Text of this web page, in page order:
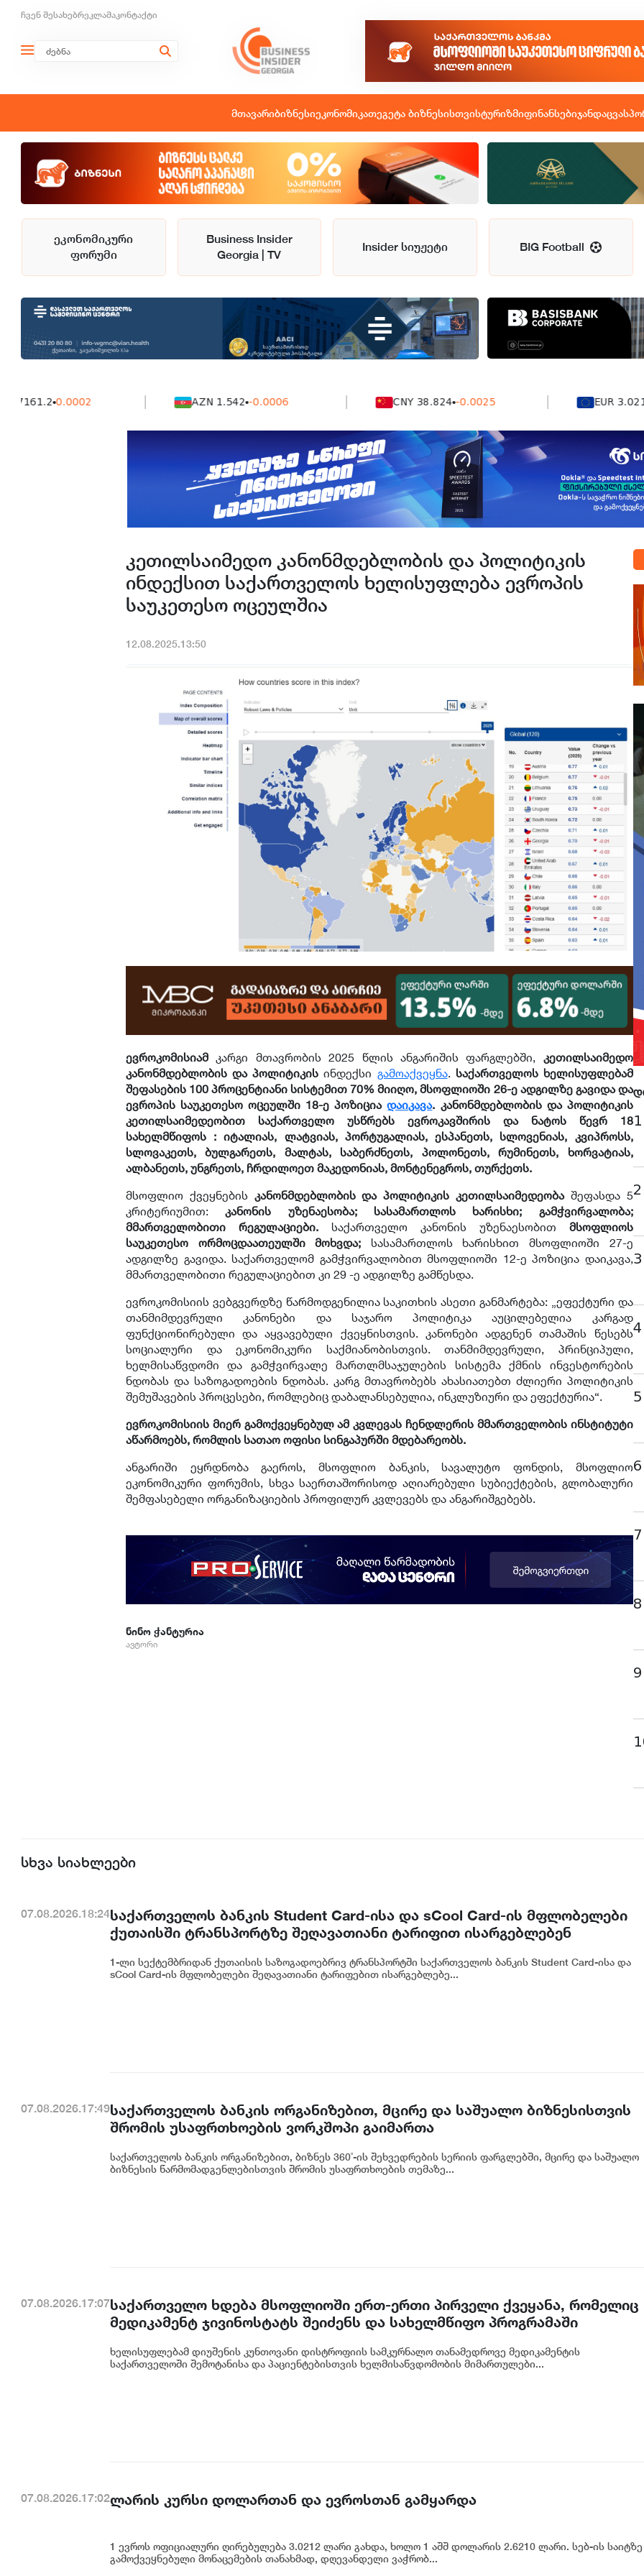
ჩვენ შესახებრეკლამაკონტაქტი
მთავარიბიზნესიეკონომიკათეგეტა ბიზნესისთვისტურიზმიფინანსებიჯანდაცვა
ეკონომიკური
ფორუმი
Business Insider
Georgia | TV
Insider სიუჟეტი BIG Football
0.0002 AZN 1.542 -0.0006 CNY 38.824 -0.0025 EUR 3.0212 -
კეთილსაიმედო კანონმდებლობის და პოლიტიკის
ინდექსით საქართველოს ხელისუფლება ევროპის
საუკეთესო ოცეულშია
12.08.2025.13:50
ევროკომისიამკარგი მთავრობის 2025 წლის ანგარიშის ფარგლებში, კეთილსაიმედო
კანონმდებლობის და პოლიტიკის ინდექსი გამოაქვეყნა.საქართველოს ხელისუფლებამ
შეფასების 100 პროცენტიანი სისტემით 70% მიიღო, მსოფლიოში 26-ე ადგილზე გავიდა და
ევროპის საუკეთესო ოცეულში 18-ე პოზიციადაიკავა. კანონმდებლობის და პოლიტიკის
კეთილსაიმედეობით საქართველო უსწრებს ევროკავშირის და ნატოს წევრ 18
სახელმწიფოს : იტალიას, ლატვიას, პორტუგალიას, ესპანეთს, სლოვენიას, კვიპროსს,
სლოვაკეთს, ბულგარეთს, მალტას, საბერძნეთს, პოლონეთს, რუმინეთს, ხორვატიას,
ალბანეთს, უნგრეთს, ჩრდილოეთ მაკედონიას, მონტენეგროს, თურქეთს.
მსოფლიო ქვეყნების კანონმდებლობის და პოლიტიკის კეთილსაიმედეობაშეფასდა 5
კრიტერიუმით:კანონის უზენაესობა; სასამართლოს ხარისხი; გამჭვირვალობა;
მმართველობითი რეგულაციები.საქართველო კანონის უზენაესობით მსოფლიოს
საუკეთესო ორმოცდაათეულში მოხვდა; სასამართლოს ხარისხით მსოფლიოში 27-ე
ადგილზე გავიდა. საქართველომ გამჭვირვალობით მსოფლიოში 12-ე პოზიცია დაიკავა,
მმართველობითი რეგულაციებით კი 29 -ე ადგილზე გამწესდა.
ევროკომისიის ვებგვერდზე წარმოდგენილია საკითხის ასეთი განმარტება: „ეფექტური და
თანმიმდევრული კანონები და საჯარო პოლიტიკა აუცილებელია კარგად
ფუნქციონირებული და აყვავებული ქვეყნისთვის. კანონები ადგენენ თამაშის წესებს
სოციალური და ეკონომიკური საქმიანობისთვის. თანმიმდევრული, პრინციპული,
ხელმისაწვდომი და გამჭვირვალე მართლმსაჯულების სისტემა ქმნის ინვესტორების
ნდობას და საზოგადოების ნდობას. კარგ მთავრობებს ახასიათებთ ძლიერი პოლიტიკის
შემუშავების პროცესები, რომლებიც დაბალანსებულია, ინკლუზიური და ეფექტურია“.
ევროკომისიის მიერ გამოქვეყნებულ ამ კვლევას ჩენდლერის მმართველობის ინსტიტუტი
აწარმოებს, რომლის სათაო ოფისი სინგაპურში მდებარეობს.
ანგარიში ეყრდნობა გაეროს, მსოფლიო ბანკის, სავალუტო ფონდის, მსოფლიო
ეკონომიკური ფორუმის, სხვა საერთაშორისოდ აღიარებული სუბიექტების, გლობალური
შემფასებელი ორგანიზაციების პროფილურ კვლევებს და ანგარიშგებებს.
ნინო ჭანტურია
ავტორი
1
2
3
4
5
6
7
8
9
სხვა სიახლეები
07.08.2026.18:24საქართველოს ბანკის Student Card-ისა და sCool Card-ის მფლობელები
ქუთაისში ტრანსპორტზე შეღავათიანი ტარიფით ისარგებლებენ
1-ლი სექტემბრიდან ქუთაისის საზოგადოებრივ ტრანსპორტში საქართველოს ბანკის Student Card-ისა და
sCool Card-ის მფლობელები შეღავათიანი ტარიფებით ისარგებლებე...
07.08.2026.17:49საქართველოს ბანკის ორგანიზებით, მცირე და საშუალო ბიზნესისთვის
შრომის უსაფრთხოების ვორკშოპი გაიმართა
საქართველოს ბანკის ორგანიზებით, ბიზნეს 360˚-ის შეხვედრების სერიის ფარგლებში, მცირე და საშუალო
ბიზნესის წარმომადგენლებისთვის შრომის უსაფრთხოების თემაზე...
07.08.2026.17:07საქართველო ხდება მსოფლიოში ერთ-ერთი პირველი ქვეყანა, რომელიც
მედიკამენტ ჯივინოსტატს შეიძენს და სახელმწიფო პროგრამაში
ხელისუფლებამ დიუშენის კუნთოვანი დისტროფიის სამკურნალო თანამედროვე მედიკამენტის
საქართველოში შემოტანისა და პაციენტებისთვის ხელმისაწვდომობის მიმართულები...
07.08.2026.17:02ლარის კურსი დოლართან და ევროსთან გამყარდა
1 ევროს ოფიციალური ღირებულება 3.0212 ლარი გახდა, ხოლო 1 აშშ დოლარის 2.6210 ლარი. სებ-ის საიტზე
გამოქვეყნებული მონაცემების თანახმად, დღევანდელი ვაჭრობ...